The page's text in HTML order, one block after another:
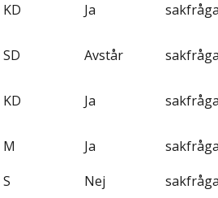
KD Ja
SD Avstår
KD Ja
M Ja
S Nej